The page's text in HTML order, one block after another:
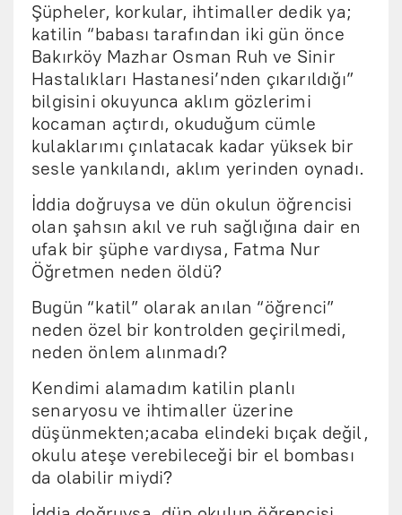
Şüpheler, korkular, ihtimaller dedik ya;
katilin “babası tarafından iki gün önce
Bakırköy Mazhar Osman Ruh ve Sinir
Hastalıkları Hastanesi’nden çıkarıldığı”
bilgisini okuyunca aklım gözlerimi
kocaman açtırdı, okuduğum cümle
kulaklarımı çınlatacak kadar yüksek bir
sesle yankılandı, aklım yerinden oynadı.
İddia doğruysa ve dün okulun öğrencisi
olan şahsın akıl ve ruh sağlığına dair en
ufak bir şüphe vardıysa, Fatma Nur
Öğretmen neden öldü?
Bugün “katil” olarak anılan “öğrenci”
neden özel bir kontrolden geçirilmedi,
neden önlem alınmadı?
Kendimi alamadım katilin planlı
senaryosu ve ihtimaller üzerine
düşünmekten;acaba elindeki bıçak değil,
okulu ateşe verebileceği bir el bombası
da olabilir miydi?